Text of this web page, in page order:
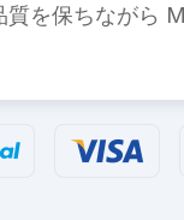
を保ちながら